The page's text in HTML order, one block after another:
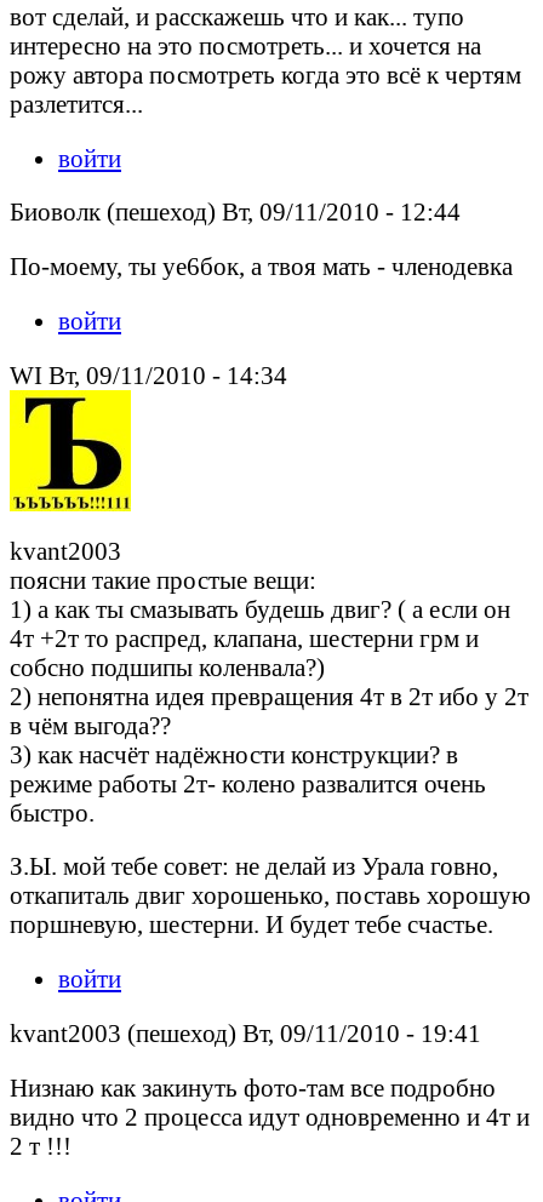
вот сделай, и расскажешь что и как... тупо
интересно на это посмотреть... и хочется на
рожу автора посмотреть когда это всё к чертям
разлетится...
войти
Биоволк (пешеход) Вт, 09/11/2010 - 12:44
По-моему, ты уе6бок, а твоя мать - членодевка
войти
WI Вт, 09/11/2010 - 14:34
kvant2003
поясни такие простые вещи:
1) а как ты смазывать будешь двиг? ( а если он
4т +2т то распред, клапана, шестерни грм и
собсно подшипы коленвала?)
2) непонятна идея превращения 4т в 2т ибо у 2т
в чём выгода??
3) как насчёт надёжности конструкции? в
режиме работы 2т- колено развалится очень
быстро.
З.Ы. мой тебе совет: не делай из Урала говно,
откапиталь двиг хорошенько, поставь хорошую
поршневую, шестерни. И будет тебе счастье.
войти
kvant2003 (пешеход) Вт, 09/11/2010 - 19:41
Низнаю как закинуть фото-там все подробно
видно что 2 процесса идут одновременно и 4т и
2 т !!!